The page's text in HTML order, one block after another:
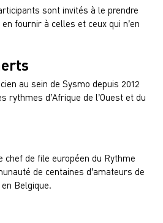
sont invités à le prendre
fournir à celles et ceux qui n’en
au sein de Sysmo depuis 2012
rythmes d’Afrique de l’Ouest et du
chef de file européen du Rythme
de centaines d’amateurs de
Belgique.